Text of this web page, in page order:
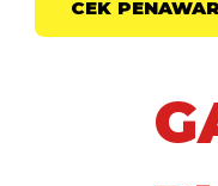
CEK